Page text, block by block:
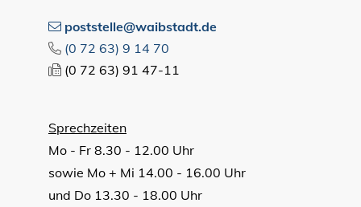
poststelle@waibstadt.de
(0 72 63) 9 14 70
(0 72 63) 91 47-11
Sprechzeiten
Mo - Fr 8.30 - 12.00 Uhr
sowie Mo + Mi 14.00 - 16.00 Uhr
und Do 13.30 - 18.00 Uhr